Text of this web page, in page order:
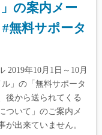
の案内メー
無料サポータ
2019年10月1日～10月
」の「無料サポータ
後から送られてくる
ついて」のご案内メ
が出来ていません。